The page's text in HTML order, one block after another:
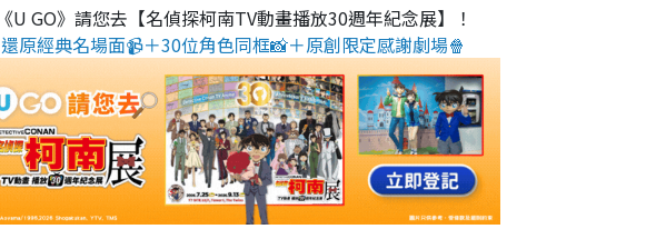
《U GO》請您去【名偵探柯南TV動畫播放30週年紀念展】！
還原經典名場面📹＋30位角色同框📸＋原創限定感謝劇場🍿